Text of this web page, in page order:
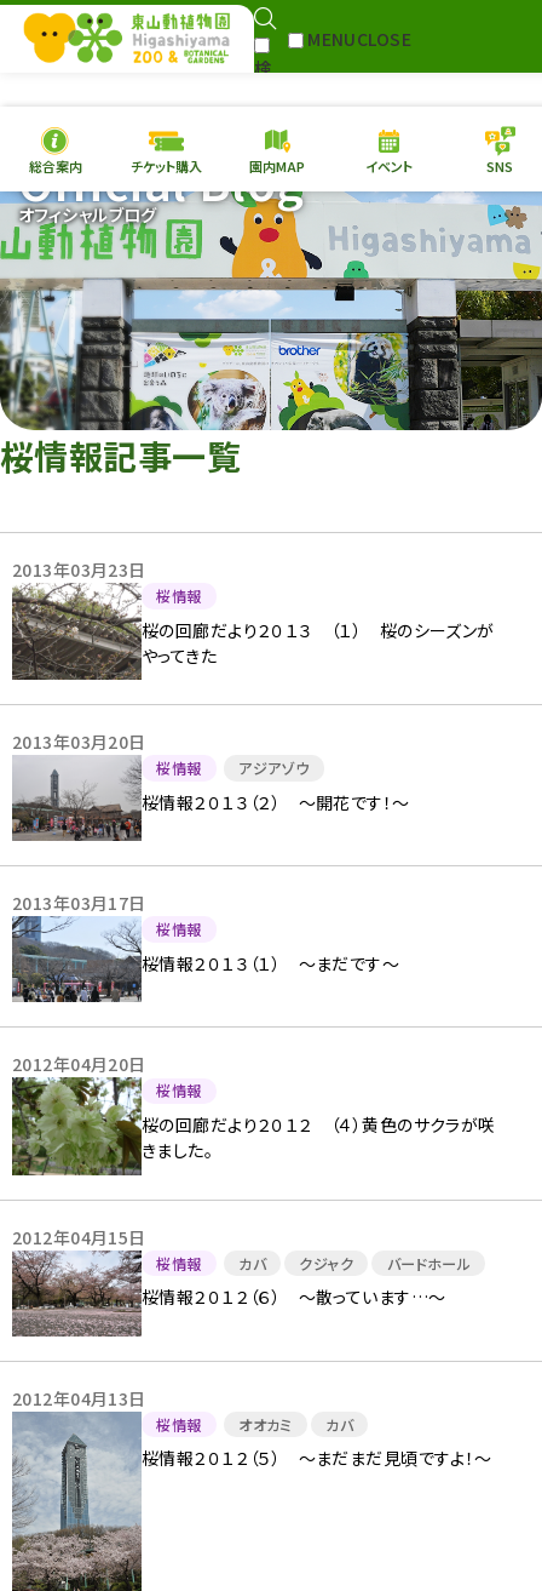
検
MENUCLOSE
本日の開園情報 チケ
園内MAP イベント
総合案内
動物園 植物園
再生プラン
東山動植物園
への支援
Follow
総合案内 チケット購入 園内MAP イベント SNS
オフィシャルブログ
Official Blog
桜情報記事一覧
2013年03月23日
桜情報
桜の回廊だより２０１３ （１） 桜のシーズンが
やってきた
2013年03月20日
桜情報 アジアゾウ
桜情報２０１３（２） 〜開花です！〜
2013年03月17日
桜情報
桜情報２０１３（１） 〜まだです〜
2012年04月20日
桜情報
桜の回廊だより２０１２ （４）黄色のサクラが咲
きました。
2012年04月15日
桜情報 カバ クジャク バードホール
桜情報２０１２（６） 〜散っています…〜
2012年04月13日
桜情報 オオカミ カバ
桜情報２０１２（５） 〜まだまだ見頃ですよ！〜